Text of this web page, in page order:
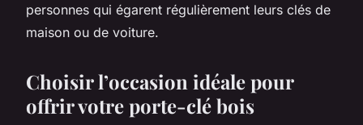
personnes qui égarent régulièrement leurs clés de
maison ou de voiture.
Choisir l’occasion idéale pour
offrir votre porte-clé bois